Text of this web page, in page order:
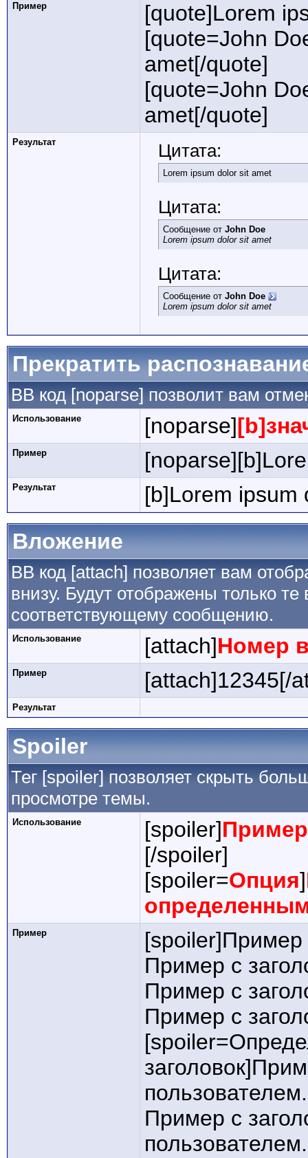
Пример
[quote]Lorem
[quote=John
amet[/quote]
[quote=John
amet[/quote]
Результат Цитата:
Lorem ipsum dolor sit amet
Цитата:
Сообщение от John Doe
Lorem ipsum dolor sit amet
Цитата:
Сообщение от John Doe
Lorem ipsum dolor sit amet
Прекратить
BB код [noparse] позволит вам
Использование [noparse]
Пример
Результат
[b]Lorem ipsum
Вложение
BB код [attach] позволяет вам
внизу. Будут отображены только
соответствующему сообщению.
Использование [attach]Номер
Пример [attach]12345[/
Результат
Spoiler
Тег [spoiler] позволяет скрыть
просмотре темы.
Использование [spoiler]
[/spoiler]
[spoiler=Опция]
Пример
[spoiler]Пример
Пример с
Пример с
Пример с
пользователем.
Пример с
пользователем.